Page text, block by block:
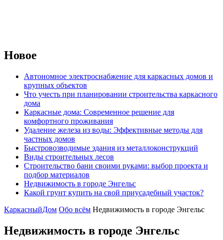
Новое
Автономное электроснабжение для каркасных домов и
крупных объектов
Что учесть при планировании строительства каркасного
дома
Каркасные дома: Современное решение для
комфортного проживания
Удаление железа из воды: Эффективные методы для
частных домов
Быстровозводимые здания из металлоконструкций
Виды строительных лесов
Строительство бани своими руками: выбор проекта и
подбор материалов
Недвижимость в городе Энгельс
Какой грунт купить на свой приусадебный участок?
КаркасныйДом Обо всём Недвижимость в городе Энгельс
Недвижимость в городе Энгельс